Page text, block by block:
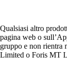
Qualsiasi altro
pagina web o
gruppo e non
Limited o Foris MT